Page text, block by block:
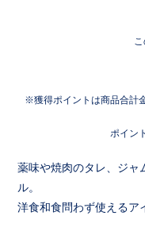
獲得ポイントは商品合計
ポイン
薬味や焼肉のタレ、ジャ
ル。
洋食和食問わず使えるア